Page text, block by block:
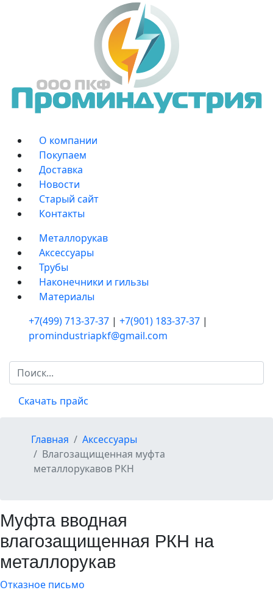
О компании
Покупаем
Доставка
Новости
Старый сайт
Контакты
Металлорукав
Аксессуары
Трубы
Наконечники и гильзы
Материалы
+7(499) 713-37-37 | +7(901) 183-37-37 |
promindustriapkf@gmail.com
Искать...
Скачать прайс
Главная
Аксессуары
Влагозащищенная муфта
металлорукавов РКН
Муфта вводная
влагозащищенная РКН на
металлорукав
Отказное письмо